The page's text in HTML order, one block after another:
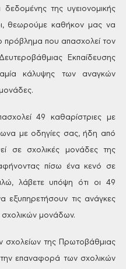
δεδομένης της υγειονομικής
θεωρούμε καθήκον μας να
πρόβλημα που απασχολεί τον
Εκπαίδευσης
κάλυψης των αναγκών
49 καθαρίστριες με
με οδηγίες σας, ήδη από
σε σχολικές μονάδες της
πίσω ένα κενό σε
λάβετε υπόψη ότι οι 49
εξυπηρετήσουν τις ανάγκες
σχολικών μονάδων.
σχολείων της Πρωτοβάθμιας
επαναφορά τωνσχολικών